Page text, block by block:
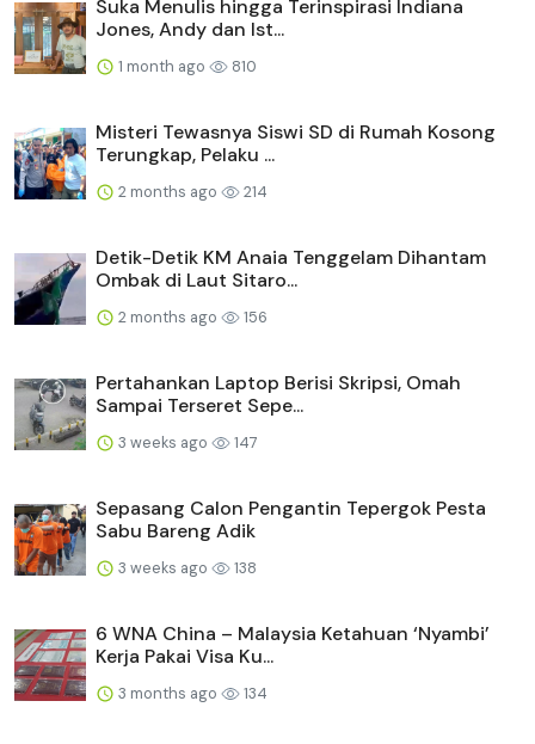
Suka Menulis hingga Terinspirasi Indiana
Jones, Andy dan Ist...
1 month ago 810
Misteri Tewasnya Siswi SD di Rumah Kosong
Terungkap, Pelaku ...
2 months ago 214
Detik-Detik KM Anaia Tenggelam Dihantam
Ombak di Laut Sitaro...
2 months ago 156
Pertahankan Laptop Berisi Skripsi, Omah
Sampai Terseret Sepe...
3 weeks ago 147
Sepasang Calon Pengantin Tepergok Pesta
Sabu Bareng Adik
3 weeks ago 138
6 WNA China – Malaysia Ketahuan ‘Nyambi’
Kerja Pakai Visa Ku...
3 months ago 134